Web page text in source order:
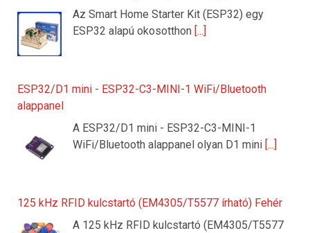
Az Smart Home Starter Kit (ESP32) egy
ESP32 alapú okosotthon [...]
ESP32/D1 mini - ESP32-C3-MINI-1 WiFi/Bluetooth
alappanel
A ESP32/D1 mini - ESP32-C3-MINI-1
WiFi/Bluetooth alappanel olyan D1 mini [...]
125 kHz RFID kulcstartó (EM4305/T5577 írható) Fehér
A 125 kHz RFID kulcstartó (EM4305/T5577